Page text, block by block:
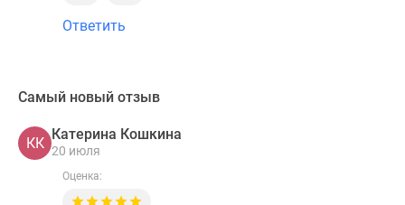
Ответить
Самый новый отзыв
КК
Катерина Кошкина
20 июля
Оценка: